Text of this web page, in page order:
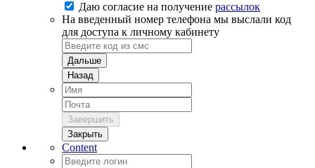
Даю согласие на получение рассылок
На введенный номер телефона мы выслали код
для доступа к личному кабинету
Дальше
Назад
Завершить
Закрыть
Content